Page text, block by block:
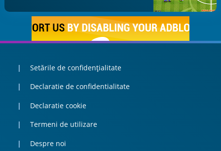
Setările de confidențialitate
Declaratie de confidentialitate
Declaratie cookie
Termeni de utilizare
Despre noi